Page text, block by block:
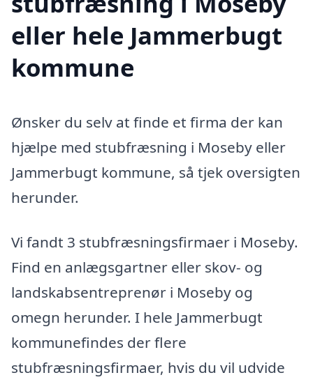
eller hele Jammerbugt
kommune
Ønsker du selv at finde et firma der kan
hjælpe med stubfræsning i Moseby eller
Jammerbugt kommune, så tjek oversigten
herunder.
Vi fandt 3 stubfræsningsfirmaer i Moseby.
Find en anlægsgartner eller skov- og
landskabsentreprenør i Moseby og
omegn herunder. I hele Jammerbugt
kommunefindes der flere
stubfræsningsfirmaer, hvis du vil udvide